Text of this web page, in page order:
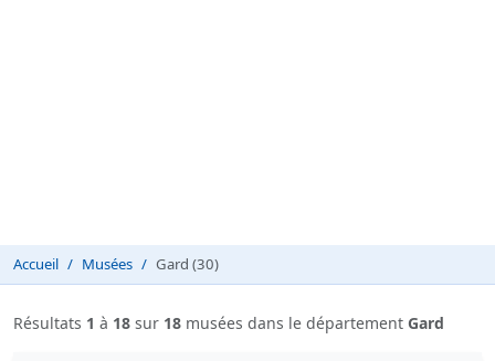
Accueil Musées Gard (30)
Résultats 1 à 18 sur 18 musées dans le département Gard